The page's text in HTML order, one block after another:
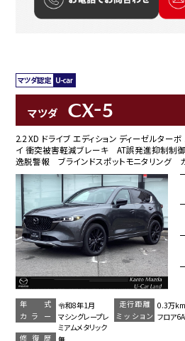
マツダ CX-5
2.2 XD ドライブ エディション ディーゼルター
イ 衝突被害軽減ブレーキ AT誤発進抑制制
逸脱警報 ブラインドスポットモニタリング
年 式 令和8年1月 走行距離 0.3万km
カラー
マシングレープレ
ミアムメタリック
ミッション フロア
修復歴